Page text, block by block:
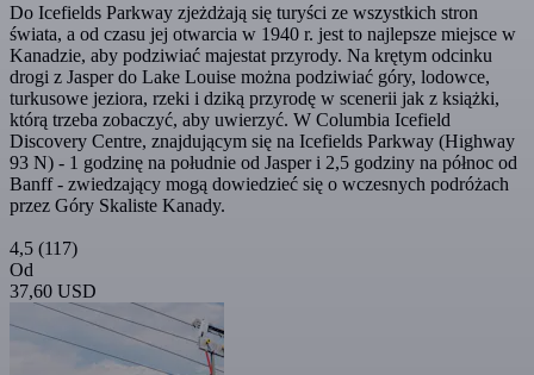
Do Icefields Parkway zjeżdżają się turyści ze wszystkich stron
świata, a od czasu jej otwarcia w 1940 r. jest to najlepsze miejsce w
Kanadzie, aby podziwiać majestat przyrody. Na krętym odcinku
drogi z Jasper do Lake Louise można podziwiać góry, lodowce,
turkusowe jeziora, rzeki i dziką przyrodę w scenerii jak z książki,
którą trzeba zobaczyć, aby uwierzyć. W Columbia Icefield
Discovery Centre, znajdującym się na Icefields Parkway (Highway
93 N) - 1 godzinę na południe od Jasper i 2,5 godziny na północ od
Banff - zwiedzający mogą dowiedzieć się o wczesnych podróżach
przez Góry Skaliste Kanady.
4,5 (117)
Od
37,60 USD